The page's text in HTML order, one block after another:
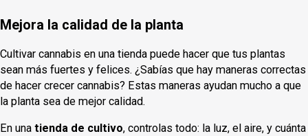
Mejora la calidad de la planta
Cultivar cannabis en una tienda puede hacer que tus plantas
sean más fuertes y felices. ¿Sabías que hay maneras correctas
de hacer crecer cannabis? Estas maneras ayudan mucho a que
la planta sea de mejor calidad.
En una tienda de cultivo, controlas todo: la luz, el aire, y cuánta